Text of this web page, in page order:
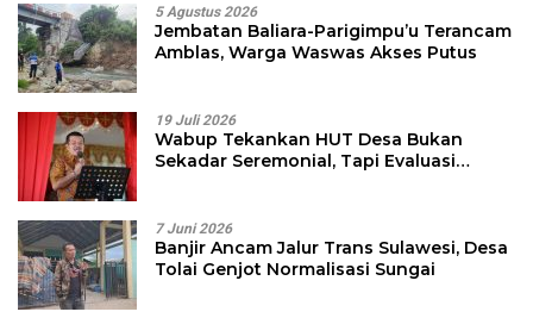
5 Agustus 2026
Jembatan Baliara-Parigimpu’u Terancam
Amblas, Warga Waswas Akses Putus
19 Juli 2026
Wabup Tekankan HUT Desa Bukan
Sekadar Seremonial, Tapi Evaluasi
7 Juni 2026
Banjir Ancam Jalur Trans Sulawesi, Desa
Tolai Genjot Normalisasi Sungai